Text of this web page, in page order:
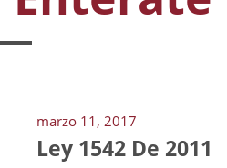
marzo 11, 2017
Ley 1542 De 2011